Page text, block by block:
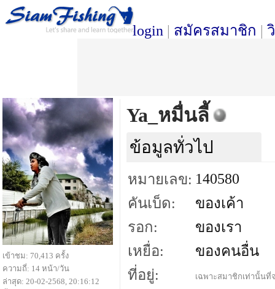
login | สมัครสมาชิก |
Ya_หมื่นลี้
ข้อมูลทั่วไป
หมายเลข: 140580
คันเบ็ด:
ของเค้า
รอก:
ของเรา
เหยื่อ:
ของคนอื่น
ที่อยู่:
เฉพาะสมาชิกเท่านั้นที่
เข้าชม: 70,413 ครั้ง
ความถี่: 14 หน้า/วัน
ล่าสุด: 20-02-2568, 20:16:12